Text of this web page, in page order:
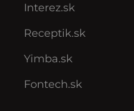
Interez.sk
Receptik.sk
Yimba.sk
Fontech.sk